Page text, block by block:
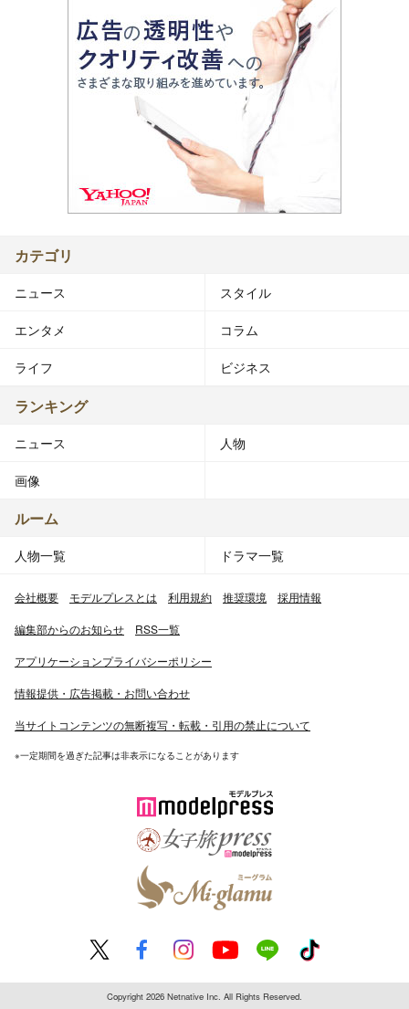
カテゴリ
ニュース スタイル
エンタメ コラム
ライフ ビジネス
ランキング
ニュース 人物
画像
ルーム
人物一覧 ドラマ一覧
会社概要 モデルプレスとは 利用規約 推奨環境 採用情報
編集部からのお知らせ RSS一覧
アプリケーションプライバシーポリシー
情報提供・広告掲載・お問い合わせ
当サイトコンテンツの無断複写・転載・引用の禁止について
※一定期間を過ぎた記事は非表示になることがあります
Copyright 2026 Netnative Inc. All Rights Reserved.